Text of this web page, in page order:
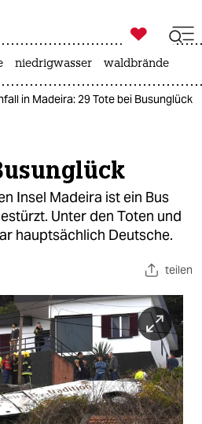
zahl ich
ich

taz zahl ich
niedrigwasser waldbrände
in Madeira: 29 Tote bei Busunglück
Insel Madeira ist ein Bus
Unter den Toten und
hauptsächlich Deutsche.
teilen